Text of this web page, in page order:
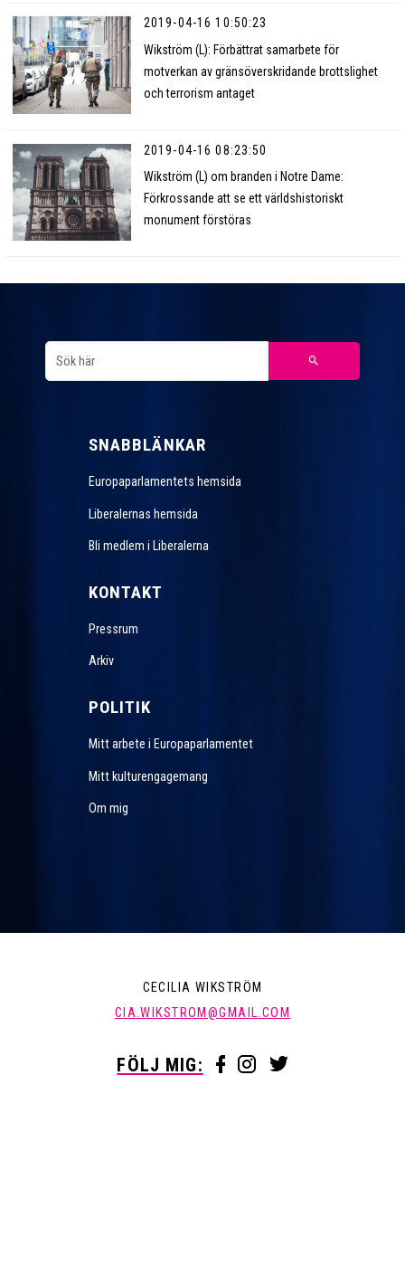
2019-04-16 10:50:23
Wikström (L): Förbättrat samarbete för
motverkan av gränsöverskridande brottslighet
och terrorism antaget
2019-04-16 08:23:50
Wikström (L) om branden i Notre Dame:
Förkrossande att se ett världshistoriskt
monument förstöras
SNABBLÄNKAR
Europaparlamentets hemsida
Liberalernas hemsida
Bli medlem i Liberalerna
KONTAKT
Pressrum
Arkiv
POLITIK
Mitt arbete i Europaparlamentet
Mitt kulturengagemang
Om mig
CECILIA WIKSTRÖM
CIA.WIKSTROM@GMAIL.COM
FÖLJ MIG: